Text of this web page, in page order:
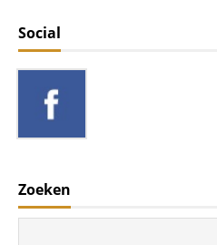
Social
Zoeken